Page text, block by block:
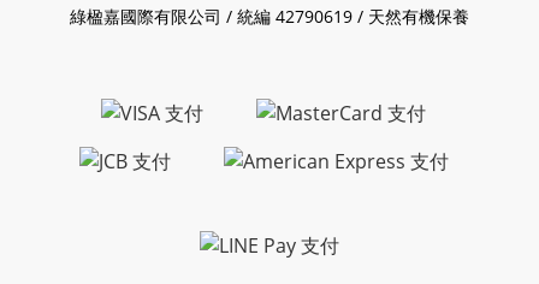
綠楹嘉國際有限公司 / 統編 42790619 / 天然有機保養